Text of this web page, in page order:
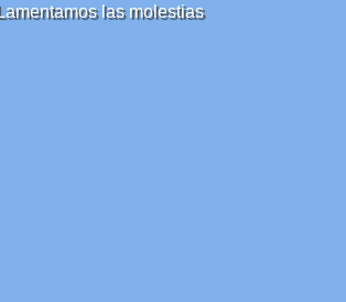
Lamentamos las molestias